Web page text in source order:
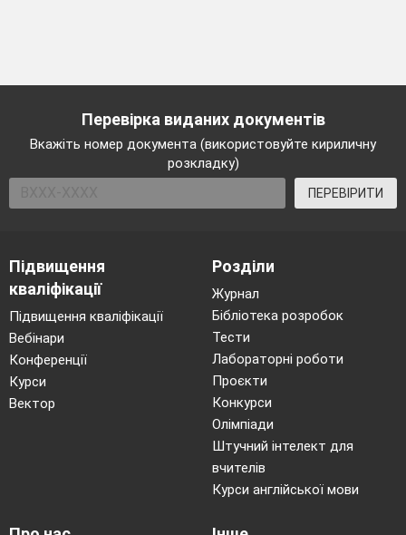
Перевірка виданих документів
Вкажіть номер документа (використовуйте кириличну
розкладку)
ПЕРЕВІРИТИ
Підвищення
кваліфікації
Підвищення кваліфікації
Вебінари
Конференції
Курси
Вектор
Розділи
Журнал
Бібліотека розробок
Тести
Лабораторні роботи
Проєкти
Конкурси
Олімпіади
Штучний інтелект для
вчителів
Курси англійської мови